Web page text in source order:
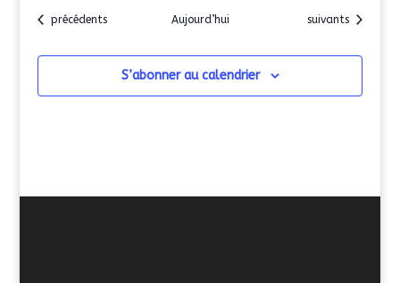
Évènements
précédents Aujourd’hui Évènements
suivants
S’abonner au calendrier